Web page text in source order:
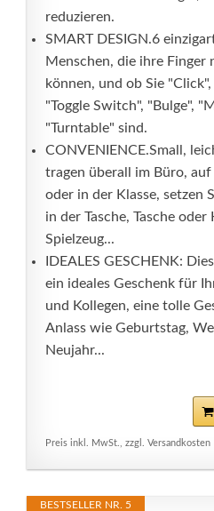
reduzieren.
SMART DESIGN.6
Menschen, die ihre Finger
können, und ob Sie
"Toggle Switch", "Bulge",
"Turntable" sind.
CONVENIENCE.Small,
tragen überall im Büro,
oder in der Klasse, setzen
in der Tasche, Tasche
Spielzeug...
IDEALES GESCHENK:
ein ideales Geschenk für
und Kollegen, eine tolle
Anlass wie Geburtstag,
Neujahr...
Preis inkl. MwSt., zzgl. Versandkosten
BESTSELLER NR. 5